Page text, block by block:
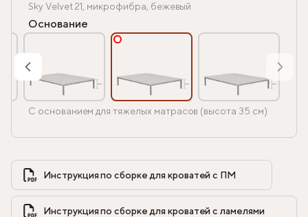
Sky Velvet 21, микрофибра, бежевый
Основание
С основанием для тяжелых матрасов (высота 35 см)
Инструкция по сборке для кроватей с ПМ